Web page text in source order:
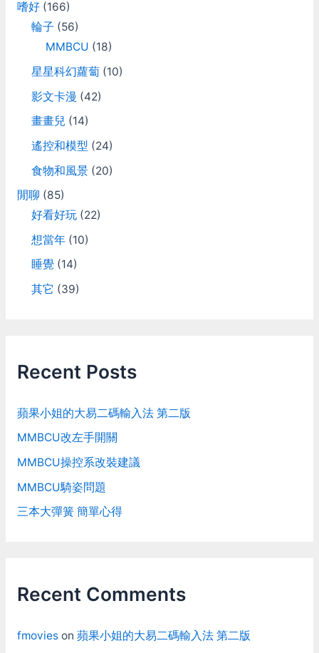
嗜好(166)
輪子 (56)
MMBCU (18)
星星科幻蘿蔔(10)
影文卡漫 (42)
畫畫兒 (14)
遙控和模型 (24)
食物和風景(20)
閒聊 (85)
好看好玩(22)
想當年(10)
睡覺(14)
其它 (39)
Recent Posts
蘋果小姐的大易二碼輸入法 第二版
MMBCU改左手開關
MMBCU操控系改裝建議
MMBCU騎姿問題
三本大彈簧 簡單心得
Recent Comments
fmovieson 蘋果小姐的大易二碼輸入法 第二版